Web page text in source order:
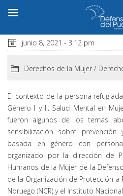
junio 8, 2021 - 3:12 pm
Derechos de la Mujer /
El contexto de la persona
Género I y II; Salud Mental en
fueron algunos de los temas
sensibilización sobre
basada en género con
organizado por la dirección de
Humanos de la Mujer de la
de la Organización de Protección a
Noruego (NCR) y el Instituto